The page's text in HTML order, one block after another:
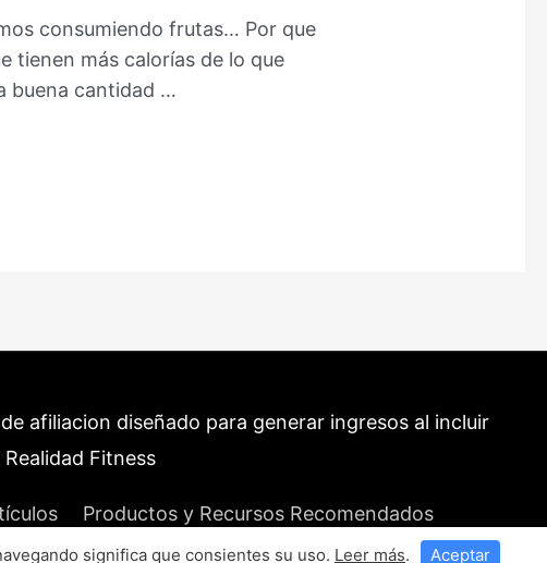
consumiendo frutas… Por que
tienen más calorías de lo que
buena cantidad …
afiliacion diseñado para generar ingresos al incluir
Realidad Fitness
Productos y Recursos Recomendados
significa que consientes su uso. Leer más. Aceptar